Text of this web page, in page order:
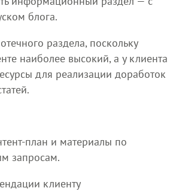
блога.
раздела, поскольку
наиболее высокий, а у клиента
для реализации доработок
план и материалы по
запросам.
клиенту